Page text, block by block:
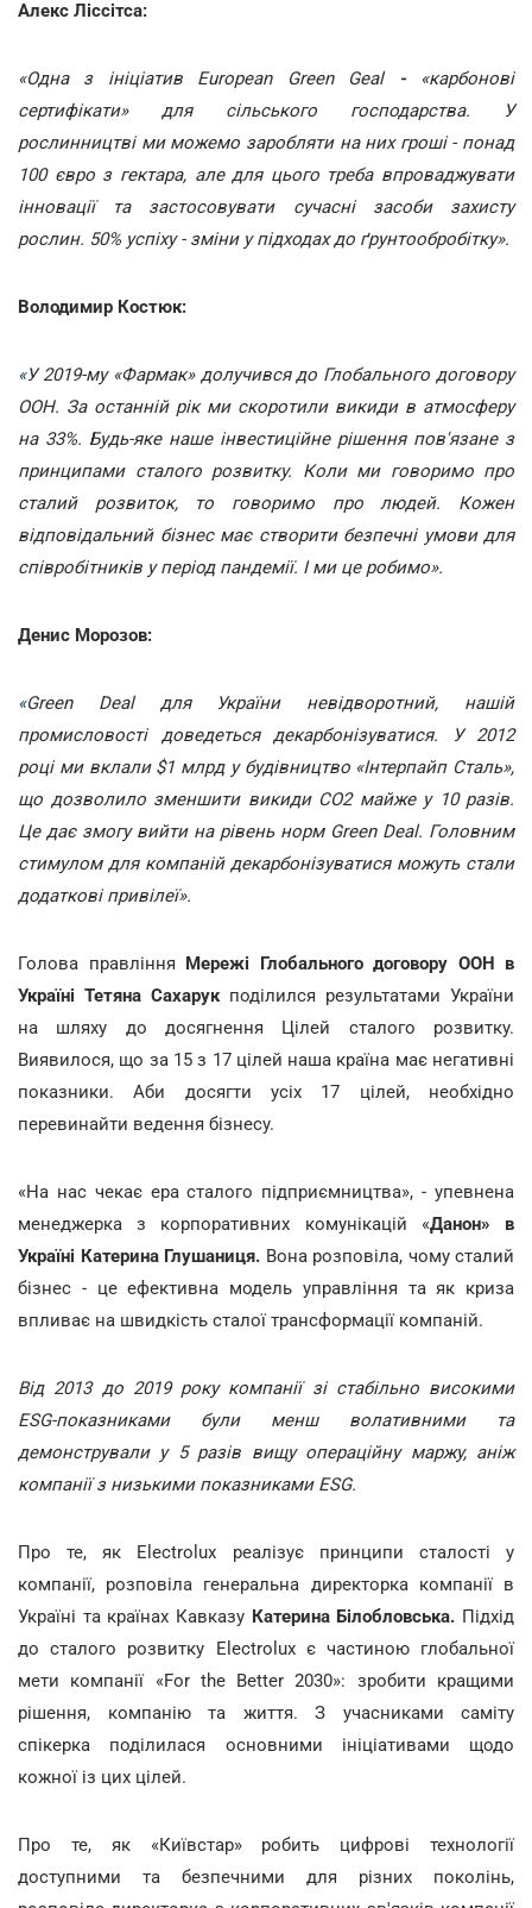
Алекс Ліссітса:
«Одна з ініціатив European Green Geal -«карбонові
сертифікати» для сільського господарства. У
рослинництві ми можемо заробляти на них гроші - понад
100 євро з гектара, але для цього треба впроваджувати
інновації та застосовувати сучасні засоби захисту
рослин. 50% успіху - зміни у підходах до ґрунтообробітку».
Володимир Костюк:
«У 2019-му «Фармак» долучився до Глобального договору
ООН. За останній рік ми скоротили викиди в атмосферу
на 33%. Будь-яке наше інвестиційне рішення пов'язане з
принципами сталого розвитку. Коли ми говоримо про
сталий розвиток, то говоримо про людей. Кожен
відповідальний бізнес має створити безпечні умови для
співробітників у період пандемії. І ми це робимо».
Денис Морозов:
«Green Deal для України невідворотний, нашій
промисловості доведеться декарбонізуватися. У 2012
році ми вклали $1 млрд у будівництво «Інтерпайп Сталь»,
що дозволило зменшити викиди СО2 майже у 10 разів.
Це дає змогу вийти на рівень норм Green Deal. Головним
стимулом для компаній декарбонізуватися можуть стали
додаткові привілеї».
Голова правління Мережі Глобального договору ООН в
Україні Тетяна Сахарук поділился результатами України
на шляху до досягнення Цілей сталого розвитку.
Виявилося, що за 15 з 17 цілей наша країна має негативні
показники. Аби досягти усіх 17 цілей, необхідно
перевинайти ведення бізнесу.
«На нас чекає ера сталого підприємництва», - упевнена
менеджерка з корпоративних комунікацій «Данон» в
Україні Катерина Глушаниця. Вона розповіла, чому сталий
бізнес - це ефективна модель управління та як криза
впливає на швидкість сталої трансформації компаній.
Від 2013 до 2019 року компанії зі стабільно високими
ESG-показниками були менш волативними та
демонстрували у 5 разів вищу операційну маржу, аніж
компанії з низькими показниками ESG.
Про те, як Electrolux реалізує принципи сталості у
компанії, розповіла генеральна директорка компанії в
Україні та країнах Кавказу Катерина Білобловська. Підхід
до сталого розвитку Electrolux є частиною глобальної
мети компанії «For the Better 2030»: зробити кращими
рішення, компанію та життя. З учасниками саміту
спікерка поділилася основними ініціативами щодо
кожної із цих цілей.
Про те, як «Київстар» робить цифрові технології
доступними та безпечними для різних поколінь,